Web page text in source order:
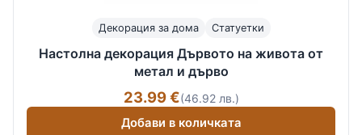
Декорация за дома Статуетки
Настолна декорация Дървото на живота от
метал и дърво
23.99 €(46.92 лв.)
Добави в количката